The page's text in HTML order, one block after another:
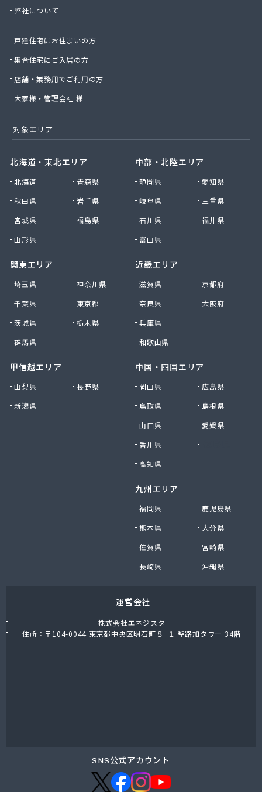
株式会社桑原商事
株式会社元久商店
株式会社古田商店
株式会社三好ガス
株式会社山源服部商会
株式会社山新プロパン部
株式会社山田幸一商店
株式会社小林本店
株式会社小林本店稲沢店
株式会社松村プロパン部
株式会社新東
株式会社森上製油所
株式会社杉浦林産給油所
株式会社清川商店
株式会社青木サービス
株式会社石川鉄沖商店
株式会社石泰商会
株式会社鷹羽商店
株式会社中部燃料
株式会社土川油店 L.P.G充填所
株式会社油直 オートガススタンド
丸井商店外之原支店
丸金薪炭店
橋本産業株式会社 名古屋営業所
玉屋プロパン株式会社
弊社について
戸建住宅にお住まいの方
集合住宅にご入居の方
店舗・業務用でご利用の方
大家様・管理会社 様
対象エリア
北海道・東北エリア
北海道
青森県
秋田県
岩手県
宮城県
福島県
山形県
関東エリア
埼玉県
神奈川県
千葉県
東京都
茨城県
栃木県
群馬県
甲信越エリア
山梨県
長野県
新潟県
中部・北陸エリア
静岡県
愛知県
岐阜県
三重県
石川県
福井県
富山県
近畿エリア
滋賀県
京都府
奈良県
大阪府
兵庫県
和歌山県
中国・四国エリア
岡山県
広島県
鳥取県
島根県
山口県
愛媛県
香川県
高知県
九州エリア
福岡県
鹿児島県
熊本県
大分県
佐賀県
宮崎県
長崎県
沖縄県
運営会社
株式会社エネジスタ
住所：〒104-0044 東京都中央区明石町８−１ 聖路加タワー 34階
SNS公式アカウント